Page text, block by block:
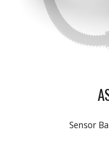
Sensor